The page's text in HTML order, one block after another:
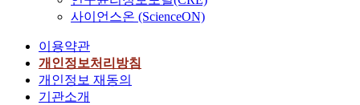
사이언스온 (ScienceON)
이용약관
개인정보처리방침
개인정보 재동의
기관소개